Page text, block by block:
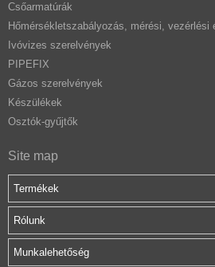
Csőarmatúrák
Hőmérsékletszabályozás, mérési,
Ivóvizes szerelvények
PIPEFIX
Gázos szerelvények
Készülékek
Osztók-gyűjtők
Site map
Termékek
Rólunk
Munkalehetőség